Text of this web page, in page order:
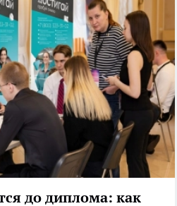
до диплома: как